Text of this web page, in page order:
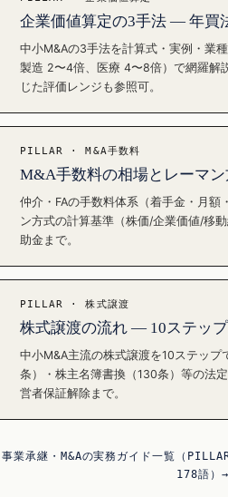
企業価値算定の3手法 — 年買
中小M&Aの3手法を計算式・実例・業
製造 2〜4倍、医療 4〜8倍）で網羅解
じた評価レンジも参照可。
PILLAR · M&A手数料
M&A手数料の相場とレーマ
仲介・FAの手数料体系（着手金・月額
ン方式の計算基準（株価/企業価値/移
助金まで。
PILLAR · 株式譲渡
株式譲渡の流れ — 10ステッ
中小M&A主流の株式譲渡を10ステップ
条）・株主名簿書換（130条）等の法
営者保証解除まで。
事業承継・M&Aの実務ガイド一覧（
178語）→